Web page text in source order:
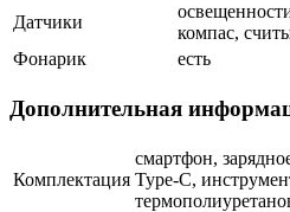
Датчики
компас,
Фонарик
есть
Дополнительная
Комплектация
смартфон,
Type-C,